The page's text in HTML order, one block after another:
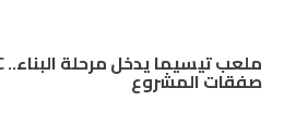
صفقات المشروع